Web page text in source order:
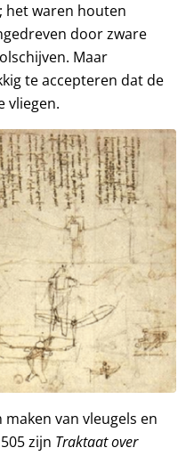
het waren houten
door zware
Maar
te accepteren dat de
vliegen.
van vleugels en
zijn Traktaat over